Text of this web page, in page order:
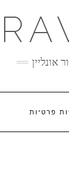
אונליין
פרטיות